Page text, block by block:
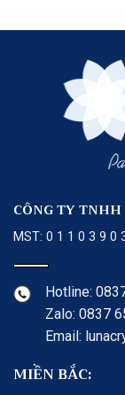
CÔNG TY
MST: 0 1 1 0 3 9 0
Hotline:
Zalo: 0837
Email:
MIỀN BẮC: